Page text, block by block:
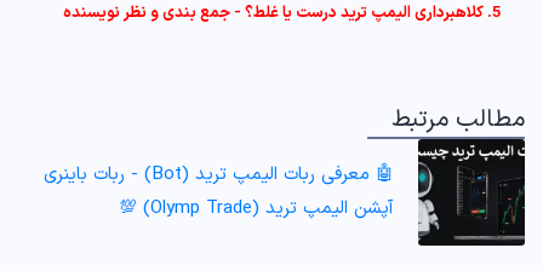
5. کلاهبرداری الیمپ ترید درست یا غلط؟ - جمع بندی و نظر نویسنده
مطالب مرتبط
🤖 معرفی ربات الیمپ ترید (Bot) - ربات باینری
آپشن الیمپ ترید (Olymp Trade) 💯